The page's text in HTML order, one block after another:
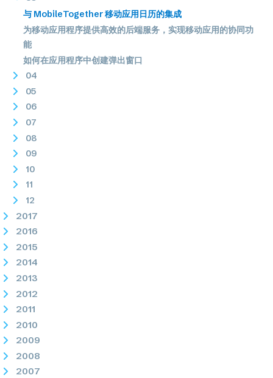
与 MobileTogether 移动应用日历的集成
为移动应用程序提供高效的后端服务，实现移动应用的协同功
能
如何在应用程序中创建弹出窗口
04
05
06
07
08
09
10
11
12
2017
2016
2015
2014
2013
2012
2011
2010
2009
2008
2007